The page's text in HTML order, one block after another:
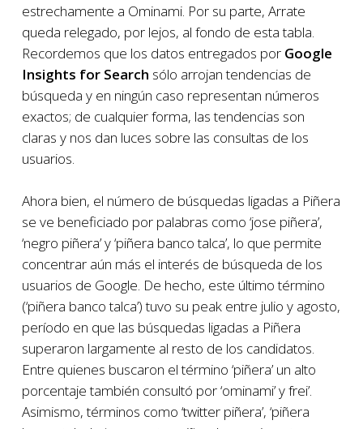
estrechamente a Ominami. Por su parte, Arrate
queda relegado, por lejos, al fondo de esta tabla.
Recordemos que los datos entregados por Google
Insights for Search sólo arrojan tendencias de
búsqueda y en ningún caso representan números
exactos; de cualquier forma, las tendencias son
claras y nos dan luces sobre las consultas de los
usuarios.
Ahora bien, el número de búsquedas ligadas a Piñera
se ve beneficiado por palabras como ‘jose piñera’,
‘negro piñera’ y ‘piñera banco talca’, lo que permite
concentrar aún más el interés de búsqueda de los
usuarios de Google. De hecho, este último término
(‘piñera banco talca’) tuvo su peak entre julio y agosto,
período en que las búsquedas ligadas a Piñera
superaron largamente al resto de los candidatos.
Entre quienes buscaron el término ‘piñera’ un alto
porcentaje también consultó por ‘ominami’ y frei’.
Asimismo, términos como ‘twitter piñera’, ‘piñera